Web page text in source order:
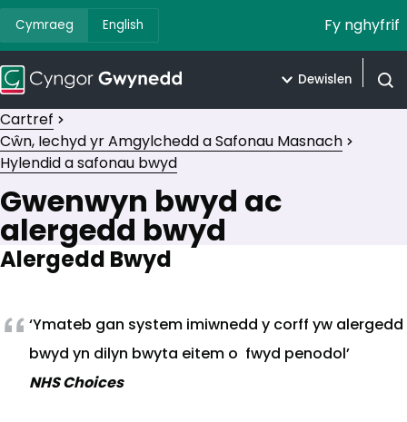
Cymraeg English Fy nghyfrif
Dewislen
Cartref
Cŵn, Iechyd yr Amgylchedd a Safonau Masnach
Hylendid a safonau bwyd
Gwenwyn bwyd ac
alergedd bwyd
Alergedd Bwyd
‘Ymateb gan system imiwnedd y corff yw alergedd
bwyd yn dilyn bwyta eitem o fwyd penodol’
NHS Choices